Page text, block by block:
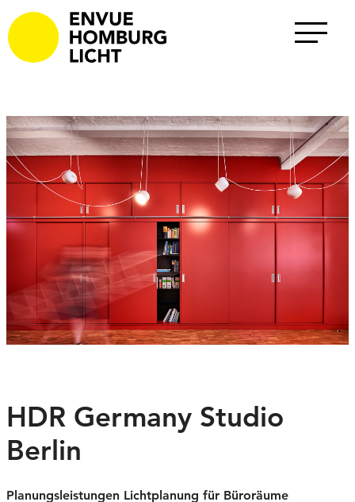
Projekte
Alle
Außenraum
Büro
Lichtobjekte
Museen
HDR Germany Studio
Berlin
Planungsleistungen Lichtplanung für Büroräume